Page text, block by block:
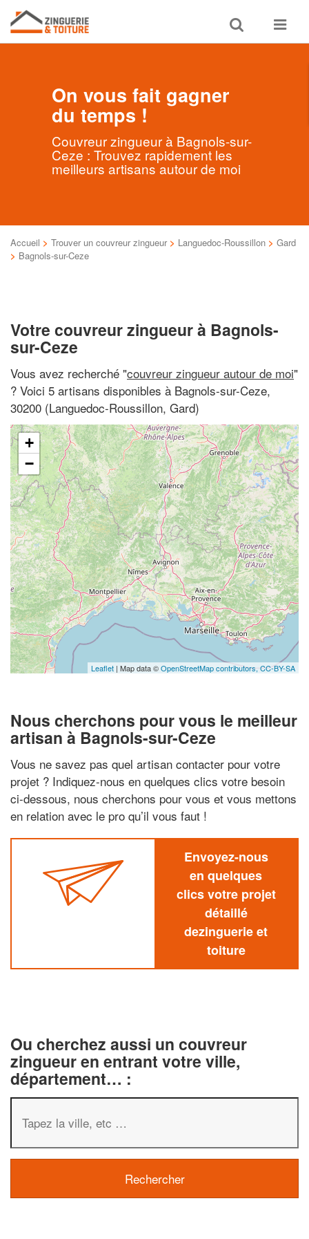
Toggle
search
Toggle
On vous fait gagner
du temps !
Couvreur zingueur à Bagnols-sur-
Ceze : Trouvez rapidement les
meilleurs artisans autour de moi
Accueil > Trouver un couvreur zingueur > Languedoc-Roussillon > Gard
> Bagnols-sur-Ceze
Votre couvreur zingueur à Bagnols-
sur-Ceze
Vous avez recherché "couvreur zingueur autour de moi"
? Voici 5 artisans disponibles à Bagnols-sur-Ceze,
30200 (Languedoc-Roussillon, Gard)
+
−
Leaflet | Map data ©OpenStreetMap contributors, CC-BY-SA
Nous cherchons pour vous le meilleur
artisan à Bagnols-sur-Ceze
Vous ne savez pas quel artisan contacter pour votre
projet ? Indiquez-nous en quelques clics votre besoin
ci-dessous, nous cherchons pour vous et vous mettons
en relation avec le pro qu’il vous faut !
Envoyez-nous
en quelques
clics votre projet
détaillé
dezinguerie et
toiture
Ou cherchez aussi un couvreur
zingueur en entrant votre ville,
département… :